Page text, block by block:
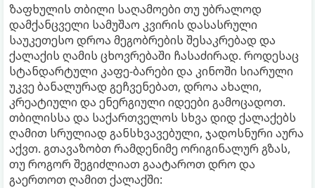
ზაფხულის თბილი საღამოები თუ უბრალოდ
დამქანცველი სამუშაო კვირის დასასრული
საუკეთესო დროა მეგობრების შესაკრებად და
ქალაქის ღამის ცხოვრებაში ჩასაძირად. როდესაც
სტანდარტული კაფე-ბარები და კინოში სიარული
უკვე ბანალურად გეჩვენებათ, დროა ახალი,
კრეატიული და ენერგიული იდეები გამოცადოთ.
თბილისსა და საქართველოს სხვა დიდ ქალაქებს
ღამით სრულიად განსხვავებული, ჯადოსნური აურა
აქვთ. გთავაზობთ რამდენიმე ორიგინალურ გზას,
თუ როგორ შეგიძლიათ გაატაროთ დრო და
გაერთოთ ღამით ქალაქში: